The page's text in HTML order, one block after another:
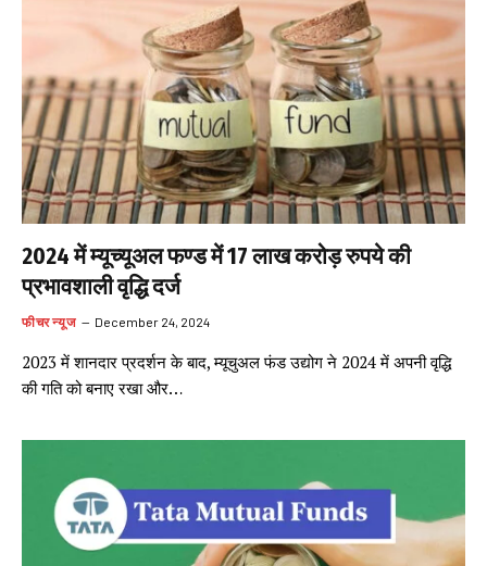
2024 में म्यूच्यूअल फण्ड में 17 लाख करोड़ रुपये की
प्रभावशाली वृद्धि दर्ज
फीचर न्यूज December 24, 2024
2023 में शानदार प्रदर्शन के बाद, म्यूचुअल फंड उद्योग ने 2024 में अपनी वृद्धि
की गति को बनाए रखा और…